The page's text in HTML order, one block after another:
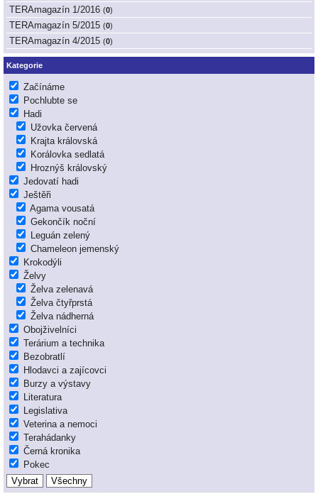
TERAmagazín 1/2016 (0)
TERAmagazín 5/2015 (0)
TERAmagazín 4/2015 (0)
Kategorie
Začínáme
Pochlubte se
Hadi
Užovka červená
Krajta královská
Korálovka sedlatá
Hroznýš královský
Jedovatí hadi
Ještěři
Agama vousatá
Gekončík noční
Leguán zelený
Chameleon jemenský
Krokodýli
Želvy
Želva zelenavá
Želva čtyřprstá
Želva nádherná
Obojživelníci
Terárium a technika
Bezobratlí
Hlodavci a zajícovci
Burzy a výstavy
Literatura
Legislativa
Veterina a nemoci
Terahádanky
Černá kronika
Pokec